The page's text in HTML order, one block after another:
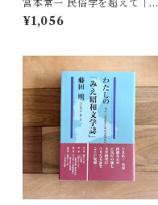
宮本常一 民俗学を超えて｜木
村 哲也
¥1,056